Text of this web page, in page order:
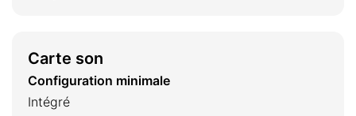
Carte son
Configuration minimale
Intégré